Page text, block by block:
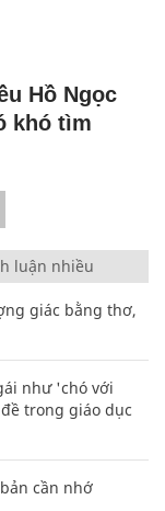
Hồ Ngọc
khó tìm
luận nhiều
giác bằng thơ,
như 'chó với
trong giáo dục
cần nhớ